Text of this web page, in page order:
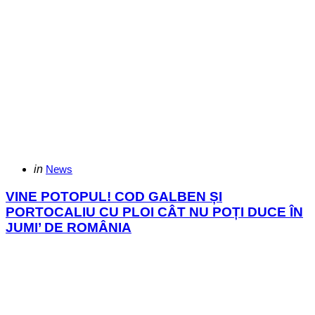
Categories
Posted
in News
VINE POTOPUL! COD GALBEN ȘI
PORTOCALIU CU PLOI CÂT NU POȚI DUCE ÎN
JUMI’ DE ROMÂNIA